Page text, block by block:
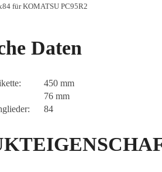
für KOMATSU PC95R2
Daten
450 mm
76 mm
84